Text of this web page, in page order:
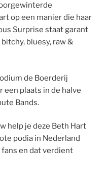
op een manier die haar
Surprise staat garant
bluesy, raw &
de Boerderij
plaats in de halve
Bands.
help je deze Beth Hart
podia in Nederland
en dat verdient